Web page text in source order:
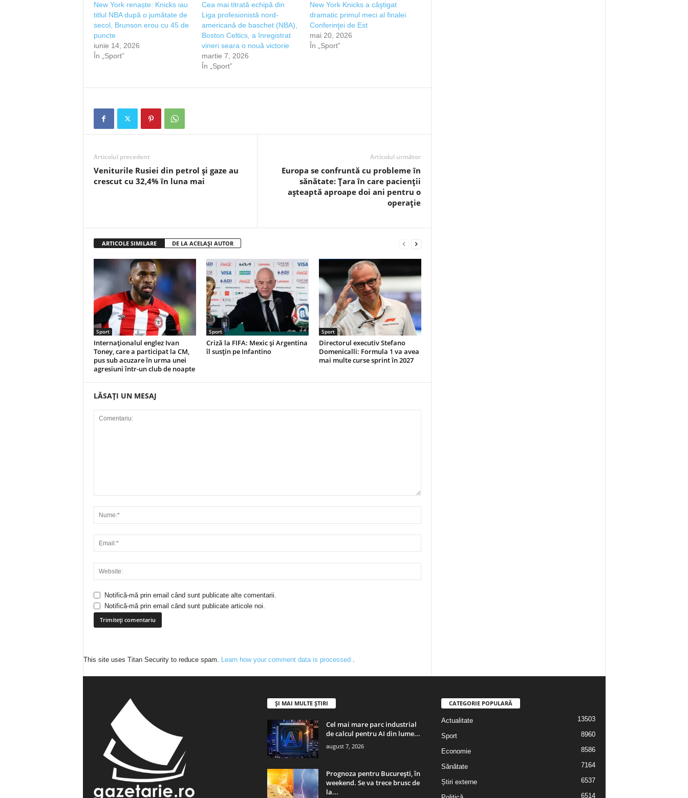
New York renaște: Knicks iau
titlul NBA după o jumătate de
secol, Brunson erou cu 45 de
puncte
iunie 14, 2026
În „Sport”
Cea mai titrată echipă din
Liga profesionistă nord-
americană de baschet (NBA),
Boston Celtics, a înregistrat
vineri seara o nouă victorie
martie 7, 2026
În „Sport”
New York Knicks a câştigat
dramatic primul meci al finalei
Conferinţei de Est
mai 20, 2026
În „Sport”
Articolul precedent
Veniturile Rusiei din petrol şi gaze au
crescut cu 32,4% în luna mai
Articolul următor
Europa se confruntă cu probleme în
sănătate: Țara în care pacienții
așteaptă aproape doi ani pentru o
operație
ARTICOLE SIMILARE DE LA ACELAȘI AUTOR
Sport
Internaţionalul englez Ivan
Toney, care a participat la CM,
pus sub acuzare în urma unei
agresiuni într-un club de noapte
Sport
Criză la FIFA: Mexic şi Argentina
îl susţin pe Infantino
Sport
Directorul executiv Stefano
Domenicalli: Formula 1 va avea
mai multe curse sprint în 2027
LĂSAȚI UN MESAJ
Notifică-mă prin email când sunt publicate alte comentarii.
Notifică-mă prin email când sunt publicate articole noi.
This site uses Titan Security to reduce spam. Learn how your comment data is processed .
ȘI MAI MULTE ȘTIRI
Cel mai mare parc industrial
de calcul pentru AI din lume...
august 7, 2026
Prognoza pentru București, în
weekend. Se va trece brusc de
la...
CATEGORIE POPULARĂ
Actualitate 13503
Sport 8960
Economie 8586
Sănătate 7164
Știri externe 6537
6514